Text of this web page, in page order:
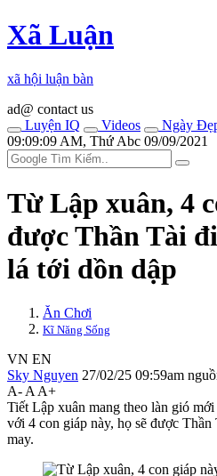
Xã Luận
xã hội luận bàn
ad@ contact us
Luyện IQ
Videos
Ngày
09:09:09 AM, Thứ Abc 09/09/2021
Từ Lập xuân, 4
được Thần Tài
lá tới dồn dập
Ăn Chơi
Kĩ Năng Sống
VN EN
Sky Nguyen 27/02/25 09:59am
A- A A+
Tiết Lập xuân mang theo làn gió
với 4 con giáp này, họ sẽ được
may.